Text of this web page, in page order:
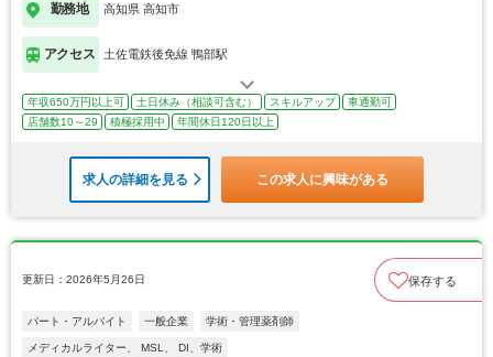
勤務地 高知県 高知市
アクセス 土佐電鉄後免線 鴨部駅
年収650万円以上可 土日休み（相談可含む） スキルアップ
車通勤可
店舗数10～29
積極採用中 年間休日120日以上
求人の詳細を見る この求人に興味がある
更新日：2026年5月26日 保存する
パート・アルバイト 一般企業 学術・管理薬剤師
メディカルライター、 MSL、 DI、学術